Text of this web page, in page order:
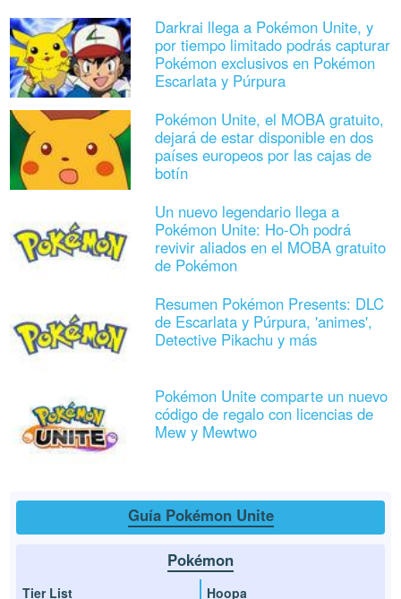
Darkrai llega a Pokémon Unite, y
por tiempo limitado podrás capturar
Pokémon exclusivos en Pokémon
Escarlata y Púrpura
Pokémon Unite, el MOBA gratuito,
dejará de estar disponible en dos
países europeos por las cajas de
botín
Un nuevo legendario llega a
Pokémon Unite: Ho-Oh podrá
revivir aliados en el MOBA gratuito
de Pokémon
Resumen Pokémon Presents: DLC
de Escarlata y Púrpura, 'animes',
Detective Pikachu y más
Pokémon Unite comparte un nuevo
código de regalo con licencias de
Mew y Mewtwo
Guía Pokémon Unite
Pokémon
Tier List
Hoopa